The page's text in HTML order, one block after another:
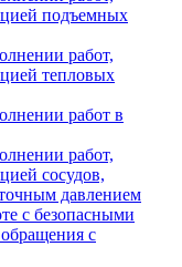
подъемных
работ,
тепловых
работ в
работ,
сосудов,
давлением
с безопасными
с